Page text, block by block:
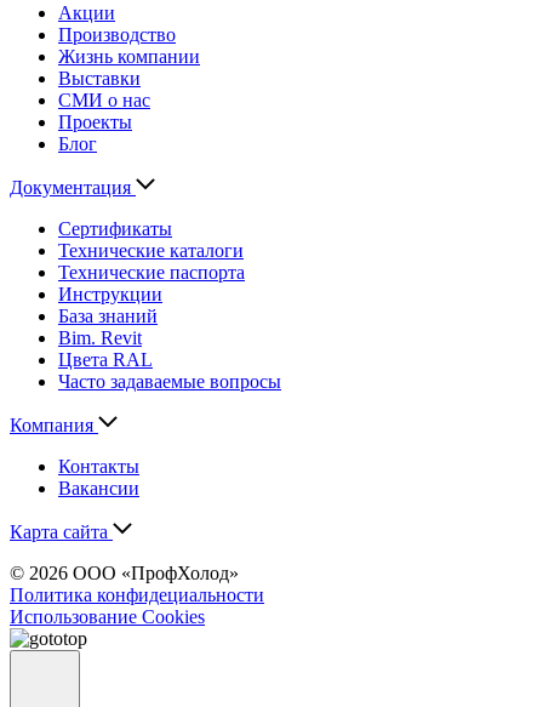
Акции
Производство
Жизнь компании
Выставки
СМИ о нас
Проекты
Блог
Документация
Сертификаты
Технические каталоги
Технические паспорта
Инструкции
База знаний
Bim. Revit
Цвета RAL
Часто задаваемые вопросы
Компания
Контакты
Вакансии
Карта сайта
© 2026 ООО «ПрофХолод»
Политика конфидециальности
Использование Cookies